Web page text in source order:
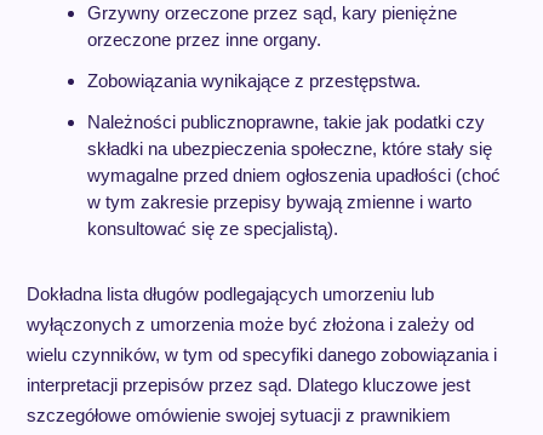
Grzywny orzeczone przez sąd, kary pieniężne
orzeczone przez inne organy.
Zobowiązania wynikające z przestępstwa.
Należności publicznoprawne, takie jak podatki czy
składki na ubezpieczenia społeczne, które stały się
wymagalne przed dniem ogłoszenia upadłości (choć
w tym zakresie przepisy bywają zmienne i warto
konsultować się ze specjalistą).
Dokładna lista długów podlegających umorzeniu lub
wyłączonych z umorzenia może być złożona i zależy od
wielu czynników, w tym od specyfiki danego zobowiązania i
interpretacji przepisów przez sąd. Dlatego kluczowe jest
szczegółowe omówienie swojej sytuacji z prawnikiem